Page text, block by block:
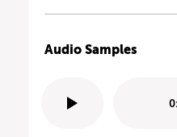
Audio Samples